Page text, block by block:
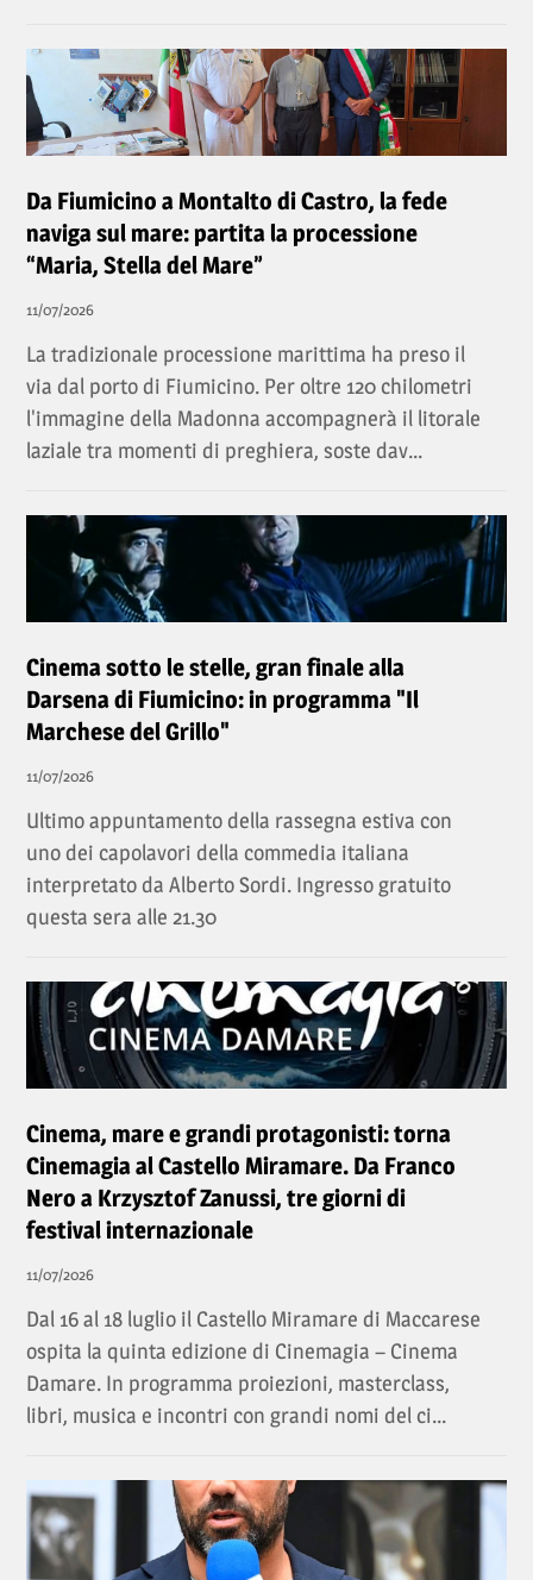
Da Fiumicino a Montalto di Castro, la fede
naviga sul mare: partita la processione
“Maria, Stella del Mare”
11/07/2026
La tradizionale processione marittima ha preso il
via dal porto di Fiumicino. Per oltre 120 chilometri
l'immagine della Madonna accompagnerà il litorale
laziale tra momenti di preghiera, soste dav...
Cinema sotto le stelle, gran finale alla
Darsena di Fiumicino: in programma "Il
Marchese del Grillo"
11/07/2026
Ultimo appuntamento della rassegna estiva con
uno dei capolavori della commedia italiana
interpretato da Alberto Sordi. Ingresso gratuito
questa sera alle 21.30
Cinema, mare e grandi protagonisti: torna
Cinemagia al Castello Miramare. Da Franco
Nero a Krzysztof Zanussi, tre giorni di
festival internazionale
11/07/2026
Dal 16 al 18 luglio il Castello Miramare di Maccarese
ospita la quinta edizione di Cinemagia – Cinema
Damare. In programma proiezioni, masterclass,
libri, musica e incontri con grandi nomi del ci...